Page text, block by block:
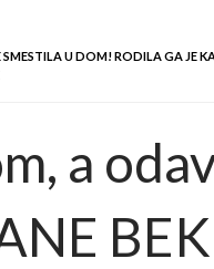
SMESTILA U DOM! RODILA GA JE
a